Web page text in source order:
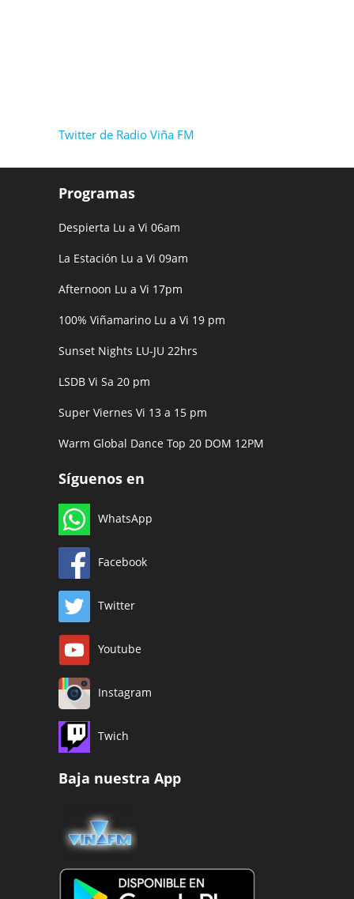
Twitter de Radio Viña FM
Programas
Despierta Lu a Vi 06am
La Estación Lu a Vi 09am
Afternoon Lu a Vi 17pm
100% Viñamarino Lu a Vi 19 pm
Sunset Nights LU-JU 22hrs
LSDB Vi Sa 20 pm
Super Viernes Vi 13 a 15 pm
Warm Global Dance Top 20 DOM 12PM
Síguenos en
WhatsApp
Facebook
Twitter
Youtube
Instagram
Twich
Baja nuestra App